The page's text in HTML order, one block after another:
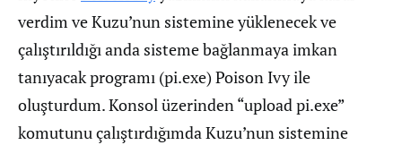
verdim ve Kuzu’nun sistemine yüklenecek ve
çalıştırıldığı anda sisteme bağlanmaya imkan
tanıyacak programı (pi.exe) Poison Ivy ile
oluşturdum. Konsol üzerinden “upload pi.exe”
komutunu çalıştırdığımda Kuzu’nun sistemine